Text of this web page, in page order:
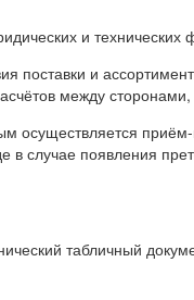
и технических
поставки и
между
осуществляется
случае появления
табличный